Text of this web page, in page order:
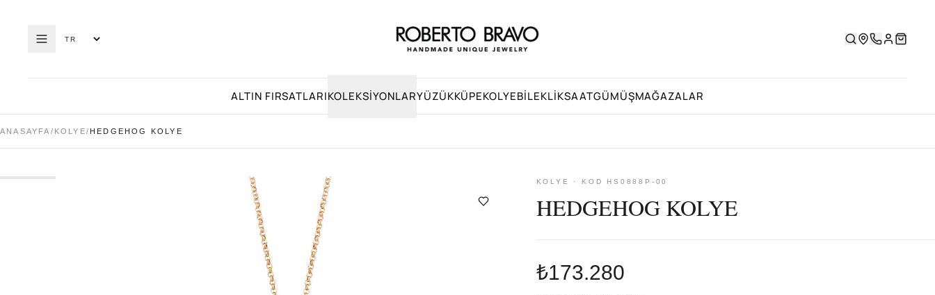
ALTIN FIRSATLARIKOLEKSIYONLARYÜZÜKKÜPEKOLYEBILEKLIKSAATGÜMÜŞMAĞAZALAR
ANASAYFA / KOLYE/ HEDGEHOG KOLYE
KOLYE · KOD HS0888P-00
HEDGEHOG KOLYE
₺173.280